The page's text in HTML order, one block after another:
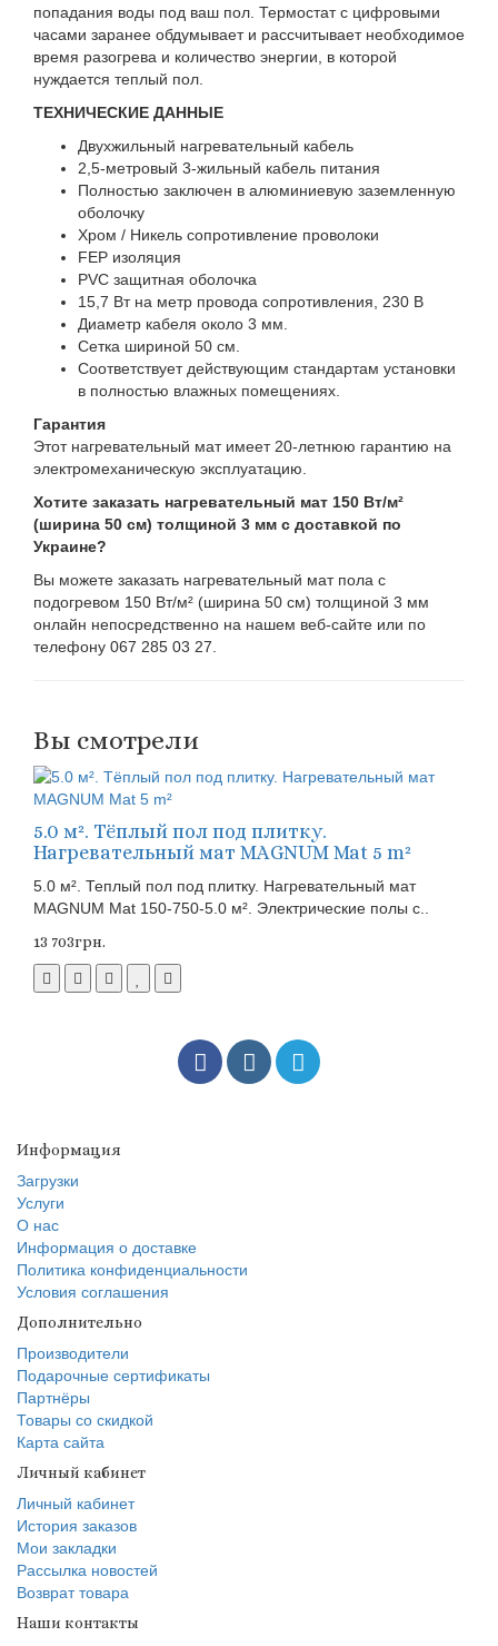
попадания воды под ваш пол. Термостат с цифровыми
часами заранее обдумывает и рассчитывает необходимое
время разогрева и количество энергии, в которой
нуждается теплый пол.
ТЕХНИЧЕСКИЕ ДАННЫЕ
Двухжильный нагревательный кабель
2,5-метровый 3-жильный кабель питания
Полностью заключен в алюминиевую заземленную
оболочку
Хром / Никель сопротивление проволоки
FEP изоляция
PVC защитная оболочка
15,7 Вт на метр провода сопротивления, 230 В
Диаметр кабеля около 3 мм.
Сетка шириной 50 см.
Соответствует действующим стандартам установки
в полностью влажных помещениях.
Гарантия
Этот нагревательный мат имеет 20-летнюю гарантию на
электромеханическую эксплуатацию.
Хотите заказать нагревательный мат 150 Вт/м²
(ширина 50 см) толщиной 3 мм с доставкой по
Украине?
Вы можете заказать нагревательный мат пола с
подогревом 150 Вт/м² (ширина 50 см) толщиной 3 мм
онлайн непосредственно на нашем веб-сайте или по
телефону 067 285 03 27.
Вы смотрели
5.0 м². Тёплый пол под плитку.
Нагревательный мат MAGNUM Mat 5 m²
5.0 м². Теплый пол под плитку. Нагревательный мат
MAGNUM Mat 150-750-5.0 м². Электрические полы с..
13 703грн.
Информация
Загрузки
Услуги
О нас
Информация о доставке
Политика конфиденциальности
Условия соглашения
Дополнительно
Производители
Подарочные сертификаты
Партнёры
Товары со скидкой
Карта сайта
Личный кабинет
Личный кабинет
История заказов
Мои закладки
Рассылка новостей
Возврат товара
Наши контакты